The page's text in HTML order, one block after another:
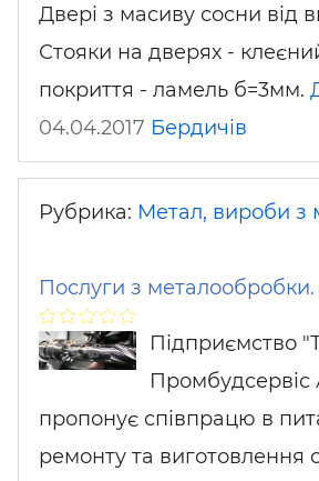
Двері з масиву сосни від
Стояки на дверях -
покриття - ламель б=3мм.
04.04.2017 Бердичів
Рубрика: Метал, вироби з
Послуги з металообробки.
Підприємство
Промбудсервіс
пропонує співпрацю в
ремонту та виготовлення